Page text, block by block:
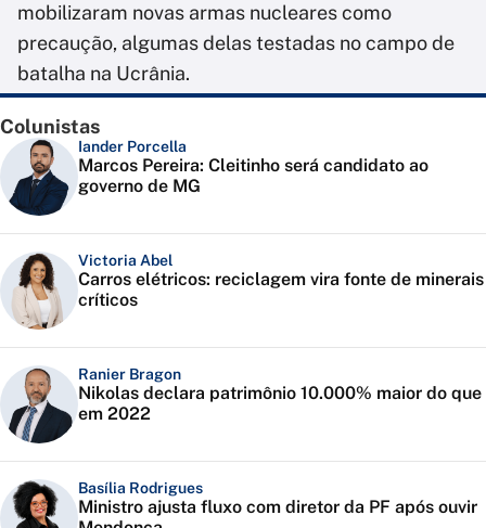
mobilizaram novas armas nucleares como
precaução, algumas delas testadas no campo de
batalha na Ucrânia.
Colunistas
Iander Porcella
Marcos Pereira: Cleitinho será candidato ao
governo de MG
Victoria Abel
Carros elétricos: reciclagem vira fonte de minerais
críticos
Ranier Bragon
Nikolas declara patrimônio 10.000% maior do que
em 2022
Basília Rodrigues
Ministro ajusta fluxo com diretor da PF após ouvir